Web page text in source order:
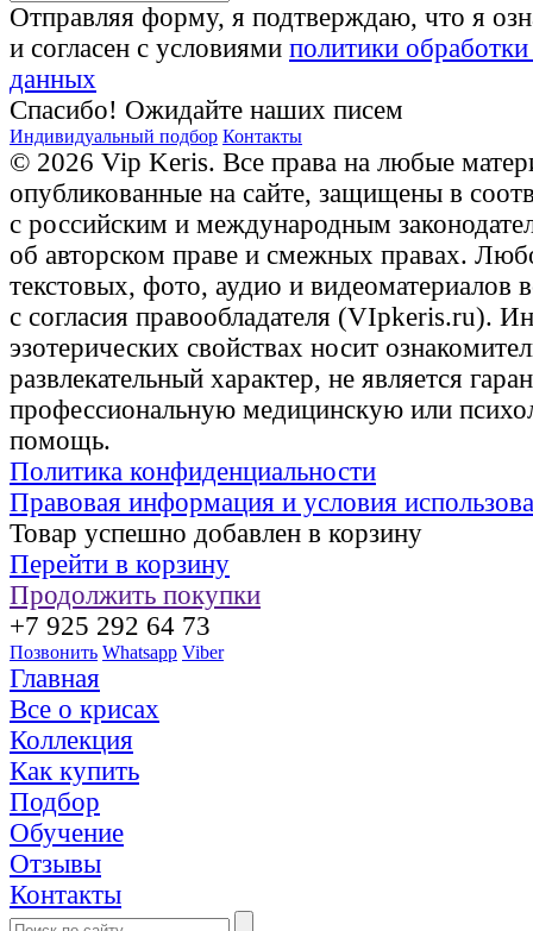
Отправляя форму, я подтверждаю, что я
и согласен с условиями политики
данных
Спасибо! Ожидайте наших писем
Индивидуальный подбор Контакты
© 2026 Vip Keris. Все права на любые
опубликованные на сайте, защищены в
с российским и международным
об авторском праве и смежных правах.
текстовых, фото, аудио и видеоматериалов
с согласия правообладателя (VIpkeris.ru).
эзотерических свойствах носит
развлекательный характер, не является
профессиональную медицинскую или
помощь.
Политика конфиденциальности
Правовая информация и условия
Товар успешно добавлен в корзину
Перейти в корзину
Продолжить покупки
+7 925 292 64 73
Позвонить Whatsapp Viber
Главная
Все о крисах
Коллекция
Как купить
Подбор
Обучение
Отзывы
Контакты